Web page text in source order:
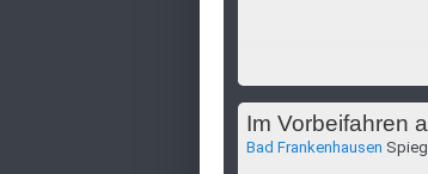
Im Vorbeifahren
Bad Frankenhausen